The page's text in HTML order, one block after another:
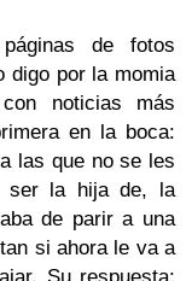
de fotos
por la momia
noticias más
en la boca:
las que no se les
ser la hija de, la
de parir a una
si ahora le va a